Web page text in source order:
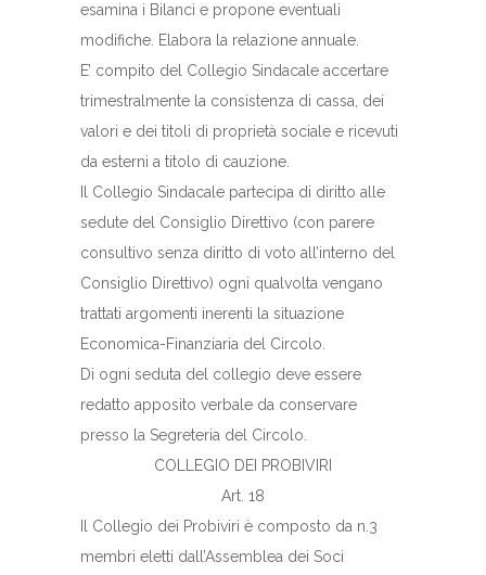
esamina i Bilanci e propone eventuali
modifiche. Elabora la relazione annuale.
E’ compito del Collegio Sindacale accertare
trimestralmente la consistenza di cassa, dei
valori e dei titoli di proprietà sociale e ricevuti
da esterni a titolo di cauzione.
Il Collegio Sindacale partecipa di diritto alle
sedute del Consiglio Direttivo (con parere
consultivo senza diritto di voto all’interno del
Consiglio Direttivo) ogni qualvolta vengano
trattati argomenti inerenti la situazione
Economica-Finanziaria del Circolo.
Di ogni seduta del collegio deve essere
redatto apposito verbale da conservare
presso la Segreteria del Circolo.
COLLEGIO DEI PROBIVIRI
Art. 18
Il Collegio dei Probiviri è composto da n.3
membri eletti dall’Assemblea dei Soci